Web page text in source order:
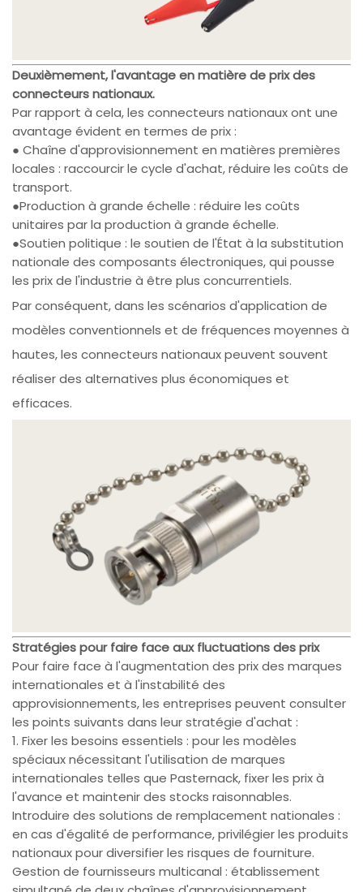
Deuxièmement, l'avantage en matière de prix des
connecteurs nationaux.
Par rapport à cela, les connecteurs nationaux ont une
avantage évident en termes de prix :
● Chaîne d'approvisionnement en matières premières
locales : raccourcir le cycle d'achat, réduire les coûts de
transport.
●Production à grande échelle : réduire les coûts
unitaires par la production à grande échelle.
●Soutien politique : le soutien de l'État à la substitution
nationale des composants électroniques, qui pousse
les prix de l'industrie à être plus concurrentiels.
Par conséquent, dans les scénarios d'application de
modèles conventionnels et de fréquences moyennes à
hautes, les connecteurs nationaux peuvent souvent
réaliser des alternatives plus économiques et
efficaces.
Stratégies pour faire face aux fluctuations des prix
Pour faire face à l'augmentation des prix des marques
internationales et à l'instabilité des
approvisionnements, les entreprises peuvent consulter
les points suivants dans leur stratégie d'achat :
1. Fixer les besoins essentiels : pour les modèles
spéciaux nécessitant l'utilisation de marques
internationales telles que Pasternack, fixer les prix à
l'avance et maintenir des stocks raisonnables.
Introduire des solutions de remplacement nationales :
en cas d'égalité de performance, privilégier les produits
nationaux pour diversifier les risques de fourniture.
Gestion de fournisseurs multicanal : établissement